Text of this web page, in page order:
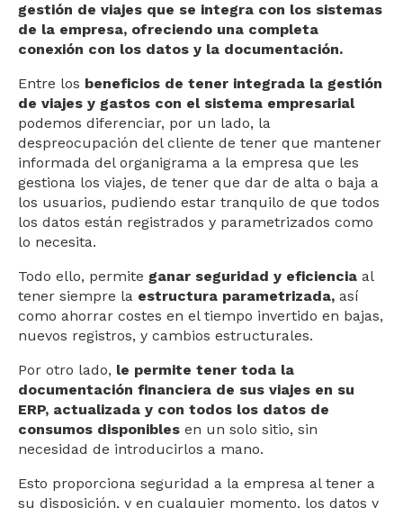
gestión de viajes que se integra con los sistemas
de la empresa, ofreciendo una completa
conexión con los datos y la documentación.
Entre los beneficios de tener integrada la gestión
de viajes y gastos con el sistema empresarial
podemos diferenciar, por un lado, la
despreocupación del cliente de tener que mantener
informada del organigrama a la empresa que les
gestiona los viajes, de tener que dar de alta o baja a
los usuarios, pudiendo estar tranquilo de que todos
los datos están registrados y parametrizados como
lo necesita.
Todo ello, permite ganar seguridad y eficiencia al
tener siempre la estructura parametrizada, así
como ahorrar costes en el tiempo invertido en bajas,
nuevos registros, y cambios estructurales.
Por otro lado, le permite tener toda la
documentación financiera de sus viajes en su
ERP, actualizada y con todos los datos de
consumos disponibles en un solo sitio, sin
necesidad de introducirlos a mano.
Esto proporciona seguridad a la empresa al tener a
su disposición, y en cualquier momento, los datos y